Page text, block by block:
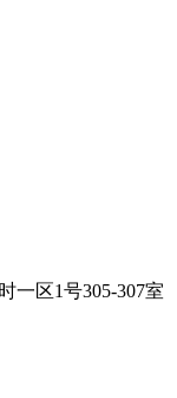
一区1号305-307室